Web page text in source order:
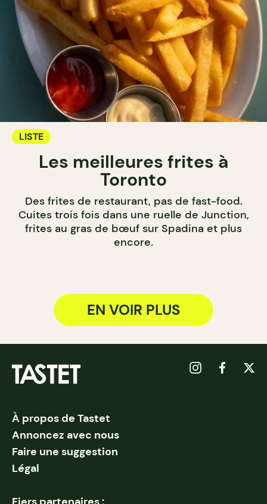
LISTE
Les meilleures frites à
Toronto
Des frites de restaurant, pas de fast-food.
Cuites trois fois dans une ruelle de Junction,
frites au gras de bœuf sur Spadina et plus
encore.
EN VOIR PLUS
À propos de Tastet
Annoncez avec nous
Faire une suggestion
Légal